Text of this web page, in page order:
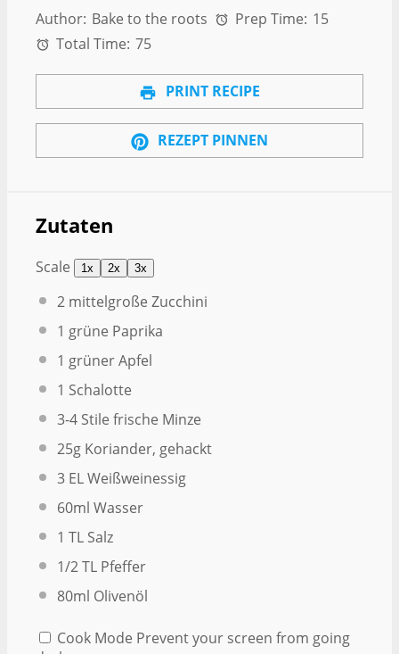
Author: Bake to the roots Prep Time: 15
Total Time: 75
PRINT RECIPE
REZEPT PINNEN
Zutaten
Scale 1x 2x 3x
2 mittelgroße Zucchini
1 grüne Paprika
1 grüner Apfel
1 Schalotte
3-4 Stile frische Minze
25g Koriander, gehackt
3 EL Weißweinessig
60ml Wasser
1 TL Salz
1/2TL Pfeffer
80ml Olivenöl
Cook Mode Prevent your screen from going